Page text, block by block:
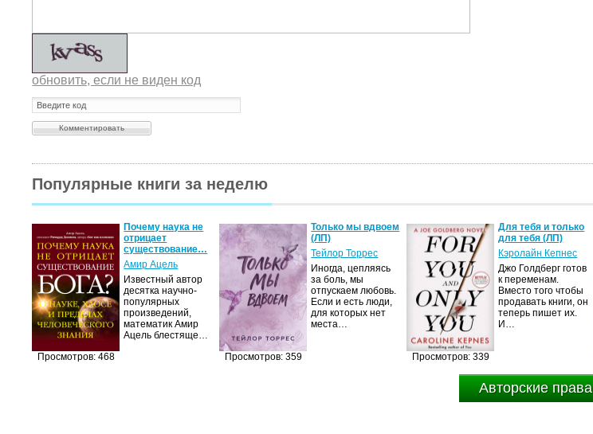
обновить, если не виден код
Популярные книги за неделю
Просмотров: 468
Почему наука не
отрицает
существование…
Амир Ацель
Известный автор
десятка научно-
популярных
произведений,
математик Амир
Ацель блестяще…
Просмотров: 359
Только мы вдвоем
(ЛП)
Тейлор Торрес
Иногда, цепляясь
за боль, мы
отпускаем любовь.
Если и есть люди,
для которых нет
места…
Просмотров: 339
Для тебя и только
для тебя (ЛП)
Кэролайн Кепнес
Джо Голдберг готов
к переменам.
Вместо того чтобы
продавать книги, он
теперь пишет их.
И…
Авторские права